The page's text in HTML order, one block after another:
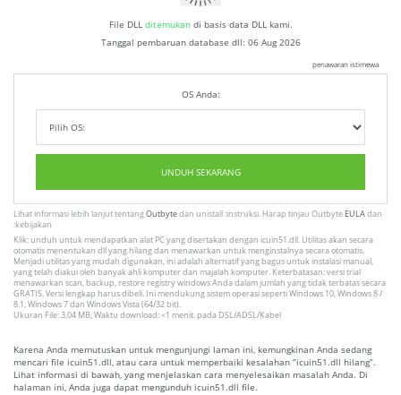
File DLL ditemukandi basis data DLL kami.
Tanggal pembaruan database dll: 06 Aug 2026
penawaran istimewa
OS Anda:
UNDUH SEKARANG
Lihat informasi lebih lanjut tentangOutbytedan unistall :instruksi. Harap tinjau Outbyte EULAdan
:kebijakan
Klik: unduh untuk mendapatkan alat PC yang disertakan dengan icuin51.dll. Utilitas akan secara
otomatis menentukan dll yang hilang dan menawarkan untuk menginstalnya secara otomatis.
Menjadi utilitas yang mudah digunakan, ini adalah alternatif yang bagus untuk instalasi manual,
yang telah diakui oleh banyak ahli komputer dan majalah komputer. Keterbatasan: versi trial
menawarkan scan, backup, restore registry windows Anda dalam jumlah yang tidak terbatas secara
GRATIS. Versi lengkap harus dibeli. Ini mendukung sistem operasi seperti Windows 10, Windows 8 /
8.1, Windows 7 dan Windows Vista (64/32 bit).
Ukuran File: 3,04 MB, Waktu download: <1 menit. pada DSL/ADSL/Kabel
Karena Anda memutuskan untuk mengunjungi laman ini, kemungkinan Anda sedang
mencari file icuin51.dll, atau cara untuk memperbaiki kesalahan “icuin51.dll hilang”.
Lihat informasi di bawah, yang menjelaskan cara menyelesaikan masalah Anda. Di
halaman ini, Anda juga dapat mengunduh icuin51.dll file.